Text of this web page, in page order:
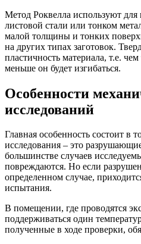
Метод Роквелла используют для
листовой стали или тонком
малой толщины и тонких
на других типах заготовок.
пластичность материала, т.е.
меньше он будет изгибаться.
Особенности
исследований
Главная особенность состоит в
исследования – это
большинстве случаев
повреждаются. Но если
определенном случае,
испытания.
В помещении, где проводятся
поддерживаться один
полученные в ходе проверки,